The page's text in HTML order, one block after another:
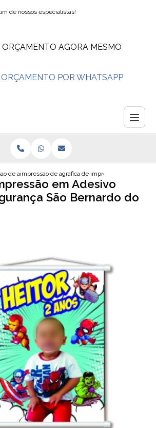
de nossos especialistas!
ORÇAMENTO AGORA MESMO
ORÇAMENTO POR WHATSAPP
de adesivos
impressao de adesivo transparente
grafica de impressao em adesivo
em Adesivo
São Bernardo do